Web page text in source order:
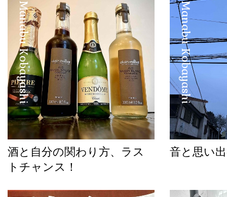
Manabu Kobayashi
酒と自分の関わり方、ラス
トチャンス！
Manabu Kobayashi
音と思い